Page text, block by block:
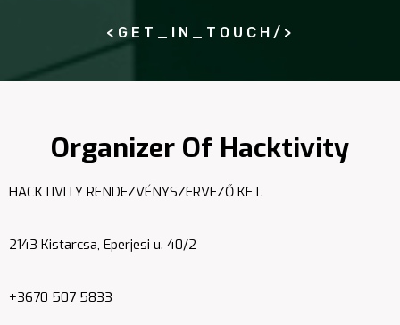
<GET_IN_TOUCH/>
Organizer Of Hacktivity
HACKTIVITY RENDEZVÉNYSZERVEZŐ KFT.
2143 Kistarcsa, Eperjesi u. 40/2
+3670 507 5833